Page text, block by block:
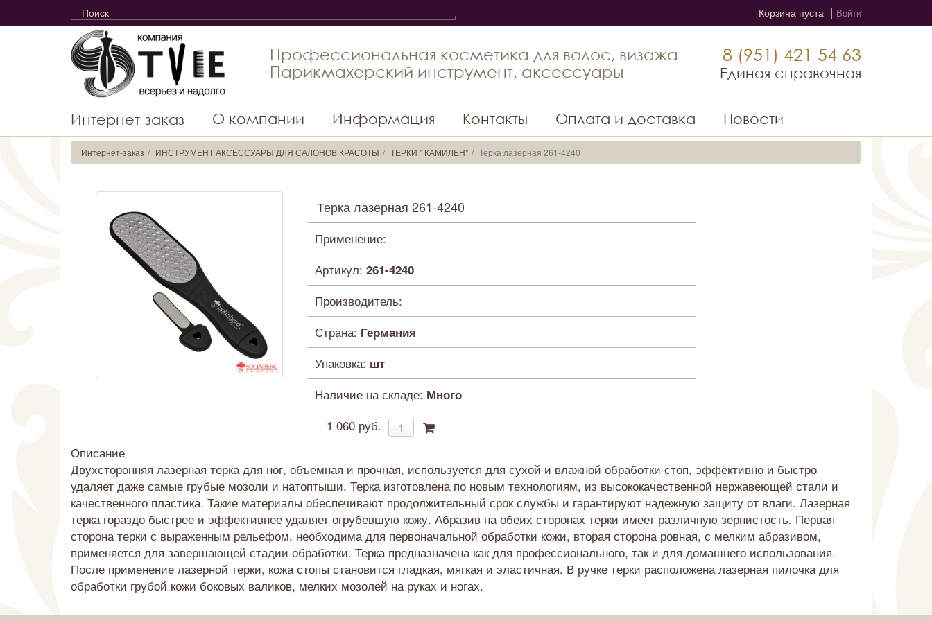
Корзина пуста | Войти
Профессиональная косметика для волос, визажа
Парикмахерский инструмент, аксессуары
8 (951) 421 54 63
Единая справочная
Интернет-заказ О компании Информация Контакты Оплата и доставка Новости
Интернет-заказ ИНСТРУМЕНТ АКСЕССУАРЫ ДЛЯ САЛОНОВ КРАСОТЫ ТЕРКИ " КАМИЛЕН" Терка лазерная 261-4240
Терка лазерная 261-4240
Применение:
Артикул: 261-4240
Производитель:
Страна: Германия
Упаковка: шт
Наличие на складе: Много
1 060 руб.
Описание
Двухсторонняя лазерная терка для ног, объемная и прочная, используется для сухой и влажной обработки стоп, эффективно и быстро
удаляет даже самые грубые мозоли и натоптыши. Терка изготовлена по новым технологиям, из высококачественной нержавеющей стали и
качественного пластика. Такие материалы обеспечивают продолжительный срок службы и гарантируют надежную защиту от влаги. Лазерная
терка гораздо быстрее и эффективнее удаляет огрубевшую кожу. Абразив на обеих сторонах терки имеет различную зернистость. Первая
сторона терки с выраженным рельефом, необходима для первоначальной обработки кожи, вторая сторона ровная, с мелким абразивом,
применяется для завершающей стадии обработки. Терка предназначена как для профессионального, так и для домашнего использования.
После применение лазерной терки, кожа стопы становится гладкая, мягкая и эластичная. В ручке терки расположена лазерная пилочка для
обработки грубой кожи боковых валиков, мелких мозолей на руках и ногах.